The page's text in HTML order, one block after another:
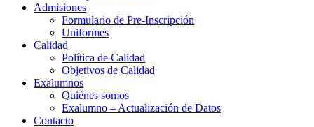
Admisiones
Formulario de Pre-Inscripción
Uniformes
Calidad
Política de Calidad
Objetivos de Calidad
Exalumnos
Quiénes somos
Exalumno – Actualización de Datos
Contacto